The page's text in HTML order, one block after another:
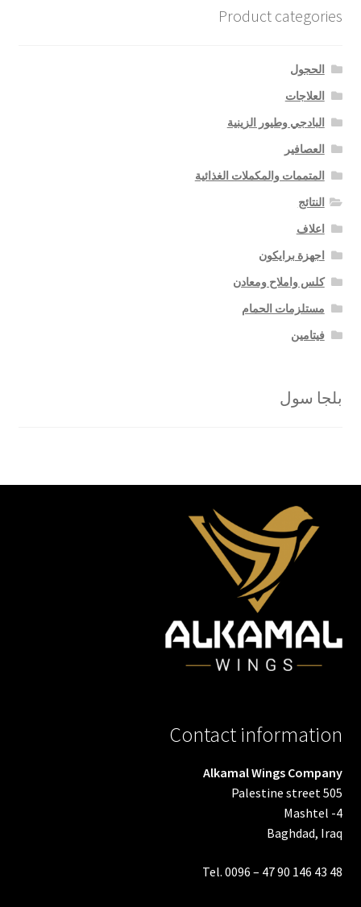
Product categories
الحجول
العلاجات
البادجي وطيور الزينية
العصافير
المتممات والمكملات الغذائية
النتائج
اعلاف
اجهزة برايكون
كلس واملاح ومعادن
مستلزمات الحمام
فيتامين
بلجا سول
Contact information
Alkamal Wings Company
Palestine street 505
Mashtel -4
Baghdad, Iraq
Tel. 0096 – 47 90 146 43 48